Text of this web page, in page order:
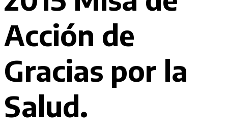
Acción de
Gracias por la
Salud.